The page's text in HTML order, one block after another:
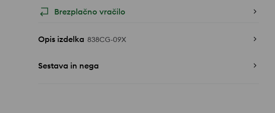
Brezplačno vračilo
Opis izdelka 838CG-09X
Sestava in nega